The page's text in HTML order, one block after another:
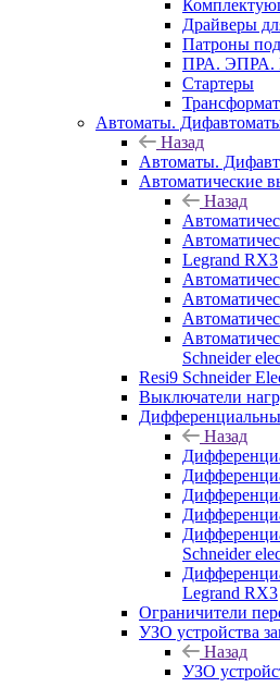
Драйверы
Патроны
ПРА. ЭПРА.
Стартеры
Автоматы.
Назад
Автоматы.
Автоматические
Назад
Legrand RX3
Schneider
Resi9 Schneider
Выключатели
Назад
Schneider
Legrand RX3
Ограничители
УЗО устройства
Назад
УЗО